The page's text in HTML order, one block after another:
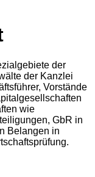
der
der Kanzlei
Vorstände
wie
GbR in
Belangen in